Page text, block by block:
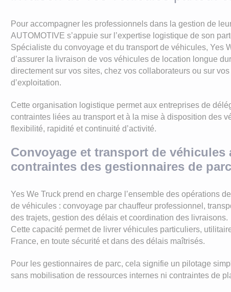
LLD
LLD
LLD
Pour accompagner les professionnels dans la gestion de
AUTOMOTIVE s’appuie sur l’expertise logistique de son
Spécialiste du convoyage et du transport de véhicules, Yes
d’assurer la livraison de vos véhicules de location longue
directement sur vos sites, chez vos collaborateurs ou sur
d’exploitation.
Cette organisation logistique permet aux entreprises de
contraintes liées au transport et à la mise à disposition des
flexibilité, rapidité et continuité d’activité.
Convoyage et transport de véhicules
contraintes des gestionnaires de parc
Yes We Truck prend en charge l’ensemble des opérations
de véhicules : convoyage par chauffeur professionnel,
des trajets, gestion des délais et coordination des livraisons.
Cette capacité permet de livrer véhicules particuliers,
France, en toute sécurité et dans des délais maîtrisés.
Pour les gestionnaires de parc, cela signifie un pilotage
sans mobilisation de ressources internes ni contraintes de